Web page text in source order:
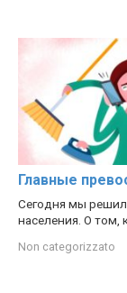
Главные
Сегодня мы
населения. О
Non categorizzato